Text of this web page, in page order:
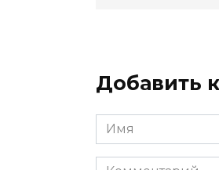
Добавить
Имя
*
Комментарий